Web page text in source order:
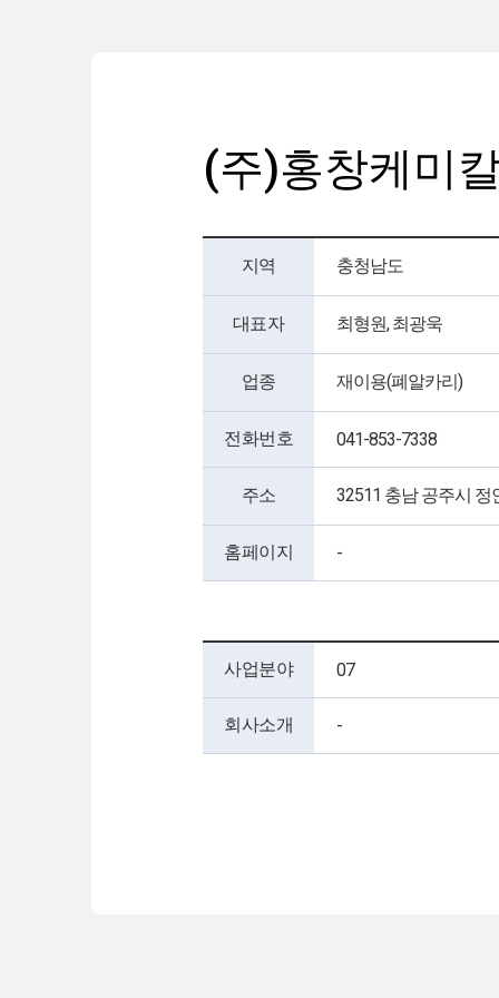
(주)홍창케미
지역 충청남도
대표자 최형원, 최광욱
업종 재이용(폐알카리)
전화번호 041-853-7338
주소 32511 충남 공주시
홈페이지 -
사업분야 07
회사소개 -